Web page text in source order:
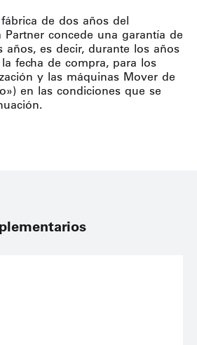
de dos años del
Partner concede una garantía de
años, es decir, durante los años
fecha de compra, para los
y las máquinas Mover de
en las condiciones que se